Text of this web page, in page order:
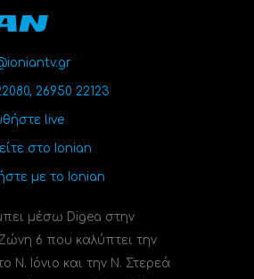
26950 22123
live
στο Ionian
με το Ionian
μέσω Digea στην
6 που καλύπτει την
N. Ιόνιο και την Ν. Στερεά